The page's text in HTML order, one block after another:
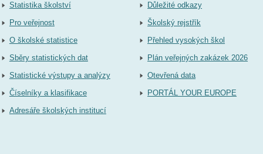
Statistika školství
Pro veřejnost
O školské statistice
Sběry statistických dat
Statistické výstupy a analýzy
Číselníky a klasifikace
Adresáře školských institucí
Důležité odkazy
Školský rejstřík
Přehled vysokých škol
Plán veřejných zakázek 2026
Otevřená data
PORTÁL YOUR EUROPE